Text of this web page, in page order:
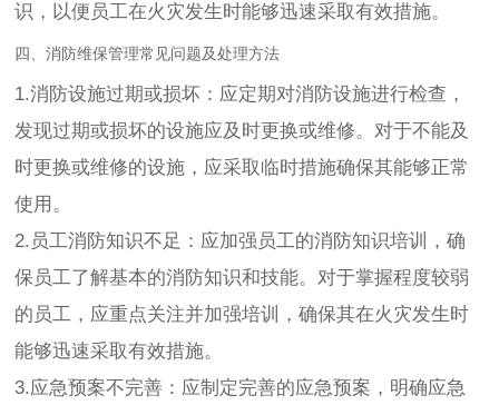
识，以便员工在火灾发生时能够迅速采取有效措施。
四、消防维保管理常见问题及处理方法
1.消防设施过期或损坏：应定期对消防设施进行检查，
发现过期或损坏的设施应及时更换或维修。对于不能及
时更换或维修的设施，应采取临时措施确保其能够正常
使用。
2.员工消防知识不足：应加强员工的消防知识培训，确
保员工了解基本的消防知识和技能。对于掌握程度较弱
的员工，应重点关注并加强培训，确保其在火灾发生时
能够迅速采取有效措施。
3.应急预案不完善：应制定完善的应急预案，明确应急